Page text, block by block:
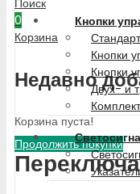
Поиск
0
Корзина
Недавно
Корзина пуста!
Продолжить покупки
Кнопки
Кнопки
Кнопки
Двух- и